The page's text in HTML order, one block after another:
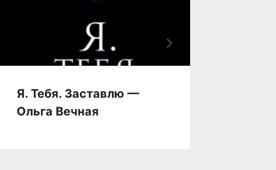
Я. Тебя. Заставлю —
Ольга Вечная